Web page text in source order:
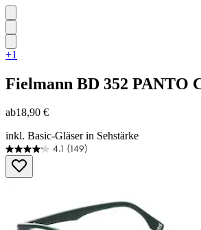
+1
Fielmann BD 352 PANTO
ab18,90 €
inkl. Basic-Gläser in Sehstärke
4.1 (149)
4.1
von
5
Bewertungen